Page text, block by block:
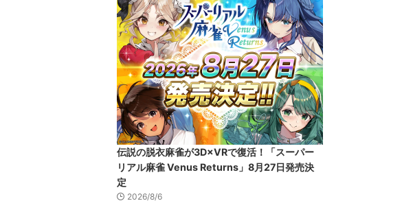
伝説の脱衣麻雀が3D×VRで復活！「スーパー
リアル麻雀 Venus Returns」8月27日発売決
定
2026/8/6